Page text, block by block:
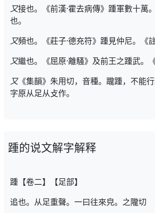
又接也。《前漢·霍去病傳》踵軍數十萬
也。
又頻也。《莊子·德充符》踵見仲尼。《
又繼也。《屈原·離騷》及前王之踵武。
又《集韻》朱用切，音種。躘踵，不能
字原从足从攴作。
踵的说文解字解释
踵【卷二】【足部】
追也。从足重聲。一曰往來皃。之隴切